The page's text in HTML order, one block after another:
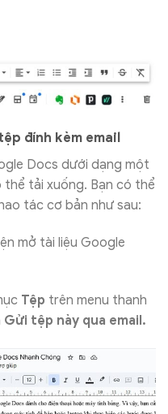
đính kèm email
Docs dưới dạng một
tải xuống. Bạn có thể
tác cơ bản như sau:
mở tài liệu Google
Tệp trên menu thanh
Gửi tệp này qua email.